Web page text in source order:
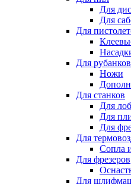
Для
Для
Для
Для рубанков
Ножи
Для станков
Для
Для
Для
Для
Сопла
Для фрезеров
Для